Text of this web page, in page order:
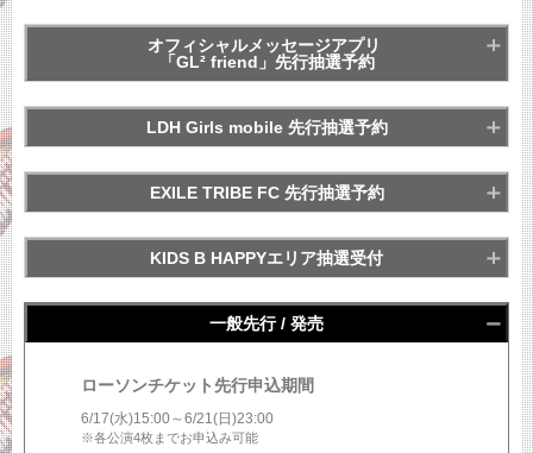
チケットの申込は終了しました
チケットの申込は終了しました
チケットの申込は終了しました
チケットの申込は終了しました
オフィシャルメッセージアプリ
「GL² friend」先行抽選予約
LDH Girls mobile 先行抽選予約
EXILE TRIBE FC 先行抽選予約
KIDS B HAPPYエリア抽選受付
一般先行 / 発売
ローソンチケット先行申込期間
6/17(水)15:00～6/21(日)23:00
※各公演4枚までお申込み可能